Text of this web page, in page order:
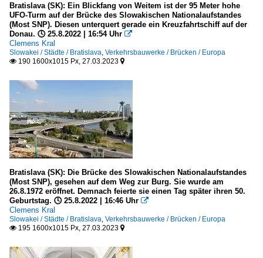
Bratislava (SK): Ein Blickfang von Weitem ist der 95 Meter hohe
UFO-Turm auf der Brücke des Slowakischen Nationalaufstandes
(Most SNP). Diesen unterquert gerade ein Kreuzfahrtschiff auf der
Donau. 🕓 25.8.2022 | 16:54 Uhr 
Clemens Kral
Slowakei / Städte / Bratislava Verkehrsbauwerke / Brücken / Europa
 190 1600x1015 Px, 27.03.2023 
Bratislava (SK): Die Brücke des Slowakischen Nationalaufstandes
(Most SNP), gesehen auf dem Weg zur Burg. Sie wurde am
26.8.1972 eröffnet. Demnach feierte sie einen Tag später ihren 50.
Geburtstag. 🕓 25.8.2022 | 16:46 Uhr 
Clemens Kral
Slowakei / Städte / Bratislava Verkehrsbauwerke / Brücken / Europa
 195 1600x1015 Px, 27.03.2023 